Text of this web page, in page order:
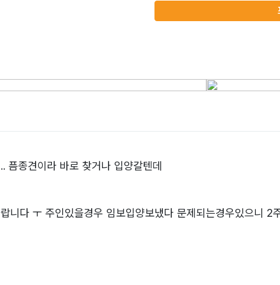
픔종견이라 바로 찾거나 입양갈텐데
니다 ㅜ 주인있을경우 임보입양보냈다 문제되는경우있으니 2